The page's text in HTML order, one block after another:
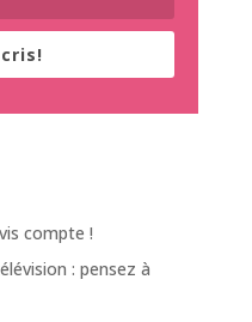
compte !
: pensez à